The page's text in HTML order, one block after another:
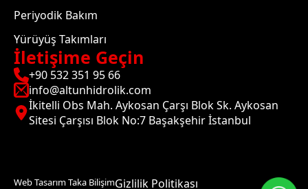
Periyodik Bakım
Yürüyüş Takımları
İletişime Geçin
+90 532 351 95 66
info@altunhidrolik.com
İkitelli Obs Mah. Aykosan Çarşı Blok Sk. Aykosan
Sitesi Çarşısı Blok No:7 Başakşehir İstanbul
Web Tasarım Taka BilişimGizlilik Politikası